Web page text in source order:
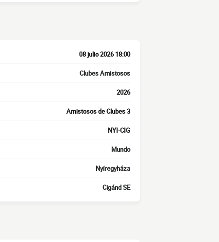
08 julio 2026 18:00
Clubes Amistosos
2026
Amistosos de Clubes 3
NYI-CIG
Mundo
Nyíregyháza
Cigánd SE